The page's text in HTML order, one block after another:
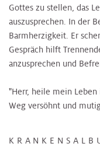
Gottes zu stellen, das
auszusprechen. In der
Barmherzigkeit. Er
Gespräch hilft
anzusprechen und
"Herr, heile mein
Weg versöhnt und